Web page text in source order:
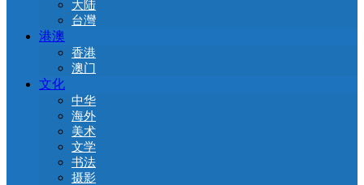
大陆
台灣
港澳
香港
澳门
文化
中华
海外
美术
文学
书法
摄影